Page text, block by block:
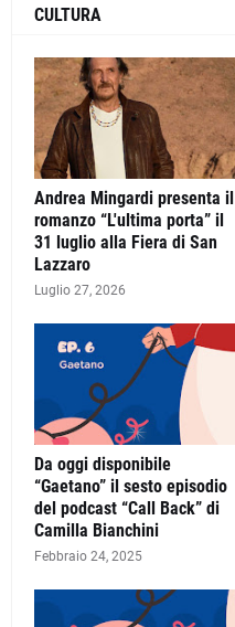
CULTURA
Andrea Mingardi presenta il
romanzo “L'ultima porta” il
31 luglio alla Fiera di San
Lazzaro
Luglio 27, 2026
Da oggi disponibile
“Gaetano” il sesto episodio
del podcast “Call Back” di
Camilla Bianchini
Febbraio 24, 2025